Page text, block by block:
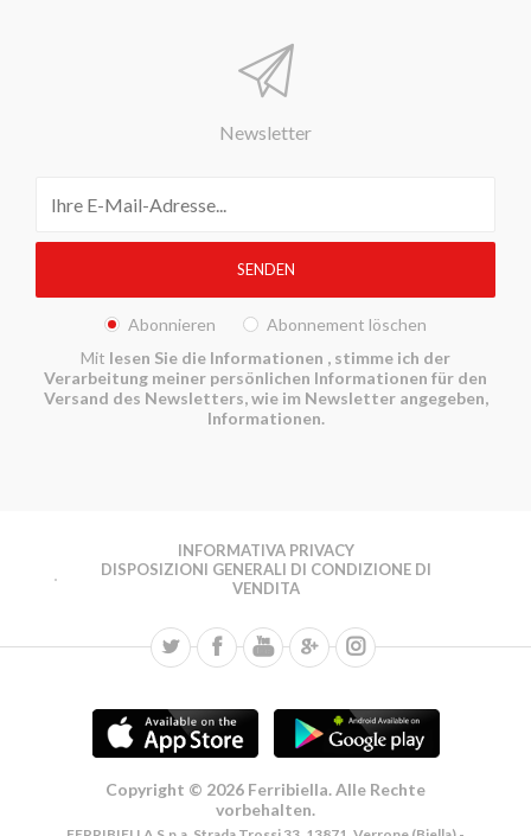
Newsletter
Abonnieren
Abonnement löschen
Mit lesen Sie die Informationen , stimme ich der
Verarbeitung meiner persönlichen Informationen für den
Versand des Newsletters, wie im Newsletter angegeben,
Informationen.
INFORMATIVA PRIVACY
DISPOSIZIONI GENERALI DI CONDIZIONE DI
VENDITA
Copyright © 2026 Ferribiella. Alle Rechte
vorbehalten.